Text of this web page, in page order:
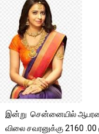
இன்று சென்னையில்
விலை சவரனுக்கு 2160 .00